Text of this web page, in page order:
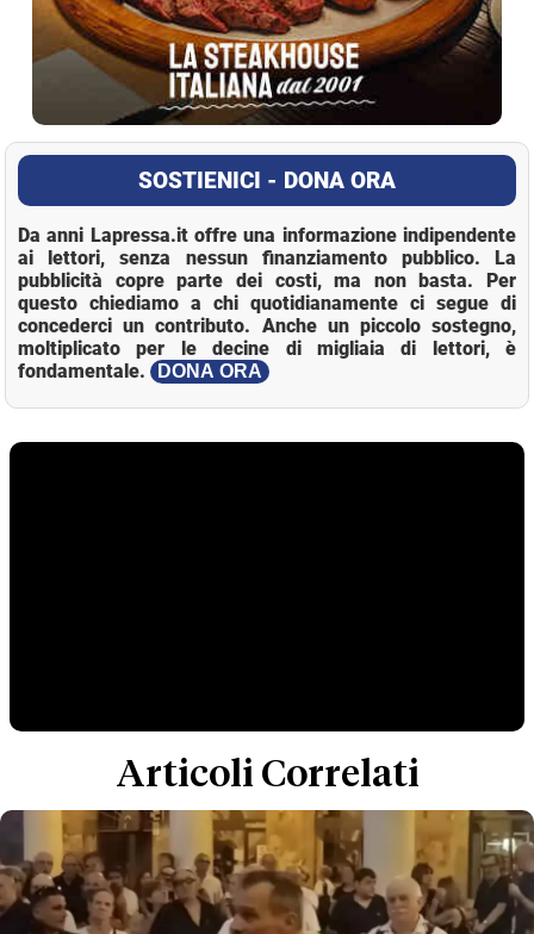
SOSTIENICI - DONA ORA
Da anni Lapressa.it offre una informazione indipendente
ai lettori, senza nessun finanziamento pubblico. La
pubblicità copre parte dei costi, ma non basta. Per
questo chiediamo a chi quotidianamente ci segue di
concederci un contributo. Anche un piccolo sostegno,
moltiplicato per le decine di migliaia di lettori, è
fondamentale.
DONA ORA
Articoli Correlati